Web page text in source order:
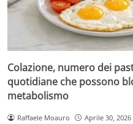
Colazione, numero dei
quotidiane che possono
metabolismo
Raffaele Moauro Aprile 30, 2026